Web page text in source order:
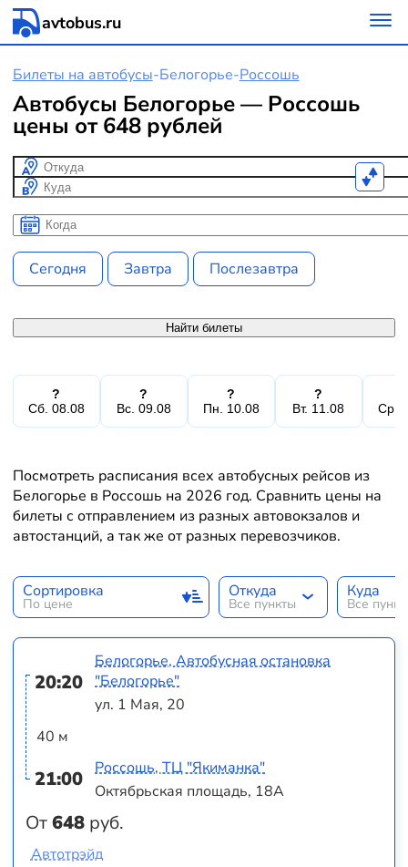
avtobus.ru
Билеты на автобусы-Белогорье-Россошь
Автобусы Белогорье — Россошь
цены от 648 рублей
Откуда
Куда
Когда
Когда
Сегодня Завтра Послезавтра
Найти билеты
?
Сб. 08.08
?
Вс. 09.08
?
Пн. 10.08
?
Вт. 11.08
Ср.
Посмотреть расписания всех автобусных рейсов из
Белогорье в Россошь на 2026 год. Сравнить цены на
билеты с отправлением из разных автовокзалов и
автостанций, а так же от разных перевозчиков.
Сортировка
По цене
Откуда
Все пункты
Куда
Все
20:20
40 м
21:00
От648 руб.
Белогорье, Автобусная остановка
"Белогорье"
ул. 1 Мая, 20
Россошь, ТЦ "Якиманка"
Октябрьская площадь, 18А
Автотрэйд